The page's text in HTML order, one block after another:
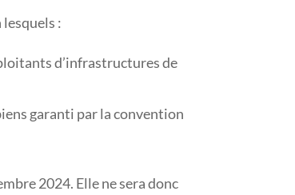
:
d’infrastructures de
garanti par la convention
2024. Elle ne sera donc